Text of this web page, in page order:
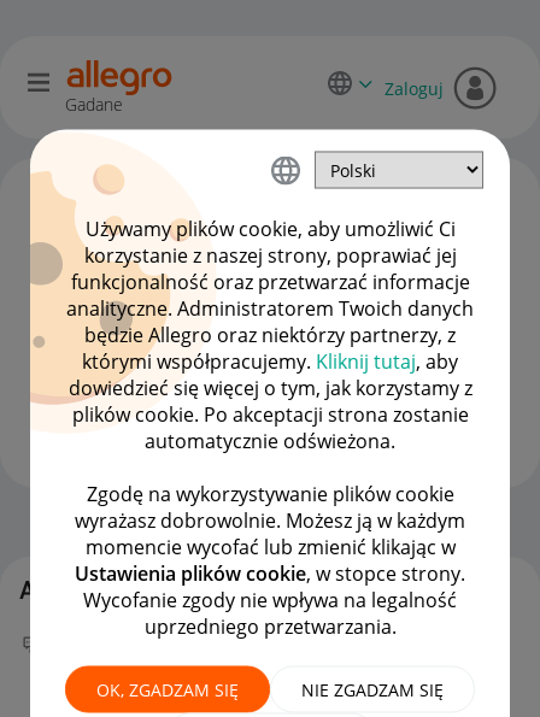
Używamy plików cookie, aby umożliwić Ci
korzystanie z naszej strony, poprawiać jej
funkcjonalność oraz przetwarzać informacje
analityczne. Administratorem Twoich danych
będzie Allegro oraz niektórzy partnerzy, z
którymi współpracujemy. Kliknij tutaj, aby
dowiedzieć się więcej o tym, jak korzystamy z
plików cookie. Po akceptacji strona zostanie
automatycznie odświeżona.
Zgodę na wykorzystywanie plików cookie
wyrażasz dobrowolnie. Możesz ją w każdym
momencie wycofać lub zmienić klikając w
Ustawienia plików cookie, w stopce strony.
Wycofanie zgody nie wpływa na legalność
uprzedniego przetwarzania.
OK, ZGADZAM SIĘ NIE ZGADZAM SIĘ
Gadane
Zaloguj
Lodz_SW_Store
#1 Nowicjusz
Strona Główna OPCJE
Aktywność Lodz_SW_Store
Twój nowy wpis
Brak podjazdu kuriera , proszę
ponowićna forumAllegro Delivery
podziwiać :)‎07-07-202617:53